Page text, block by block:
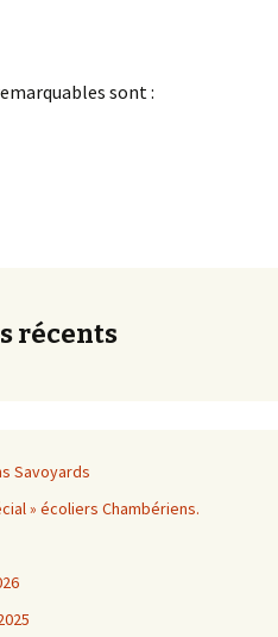
sont :
D’ECHECS EN 2020
récents
Savoyards
» écoliers Chambériens.